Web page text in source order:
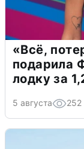
«Всё,
подарила
лодку за
5 августа 252